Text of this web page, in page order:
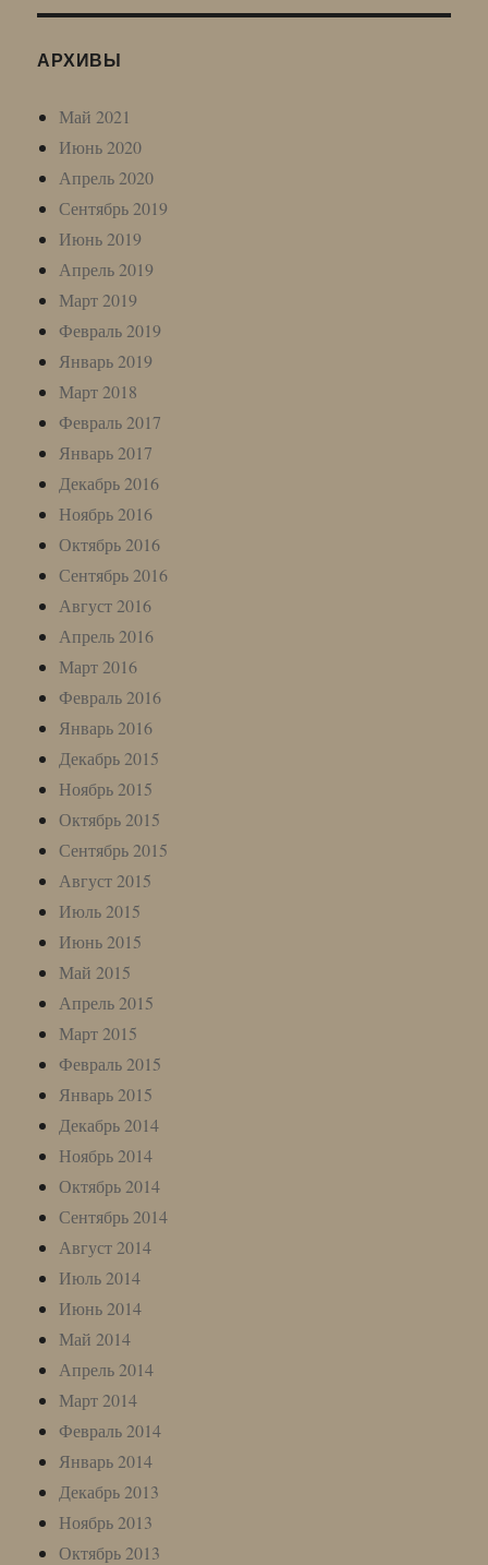
АРХИВЫ
Май 2021
Июнь 2020
Апрель 2020
Сентябрь 2019
Июнь 2019
Апрель 2019
Март 2019
Февраль 2019
Январь 2019
Март 2018
Февраль 2017
Январь 2017
Декабрь 2016
Ноябрь 2016
Октябрь 2016
Сентябрь 2016
Август 2016
Апрель 2016
Март 2016
Февраль 2016
Январь 2016
Декабрь 2015
Ноябрь 2015
Октябрь 2015
Сентябрь 2015
Август 2015
Июль 2015
Июнь 2015
Май 2015
Апрель 2015
Март 2015
Февраль 2015
Январь 2015
Декабрь 2014
Ноябрь 2014
Октябрь 2014
Сентябрь 2014
Август 2014
Июль 2014
Июнь 2014
Май 2014
Апрель 2014
Март 2014
Февраль 2014
Январь 2014
Декабрь 2013
Ноябрь 2013
Октябрь 2013